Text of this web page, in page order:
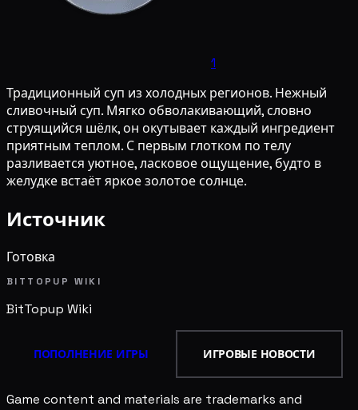
1
Традиционный суп из холодных регионов. Нежный
сливочный суп. Мягко обволакивающий, словно
струящийся шёлк, он окутывает каждый ингредиент
приятным теплом. С первым глотком по телу
разливается уютное, ласковое ощущение, будто в
желудке встаёт яркое золотое солнце.
Источник
Готовка
BITTOPUP WIKI
BitTopup Wiki
ПОПОЛНЕНИЕ ИГРЫ ИГРОВЫЕ НОВОСТИ
Game content and materials are trademarks and